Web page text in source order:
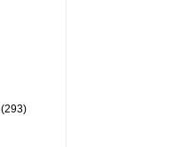
(293)